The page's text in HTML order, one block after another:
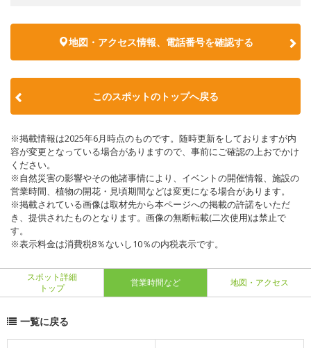
地図・アクセス情報、電話番号を確認する
このスポットのトップへ戻る
※掲載情報は2025年6月時点のものです。随時更新をしておりますが内
容が変更となっている場合がありますので、事前にご確認の上おでかけ
ください。
※自然災害の影響やその他諸事情により、イベントの開催情報、施設の
営業時間、植物の開花・見頃期間などは変更になる場合があります。
※掲載されている画像は取材先から本ページへの掲載の許諾をいただ
き、提供されたものとなります。画像の無断転載(二次使用)は禁止で
す。
※表示料金は消費税8％ないし10％の内税表示です。
スポット詳細
トップ
営業時間など 地図・アクセス
一覧に戻る